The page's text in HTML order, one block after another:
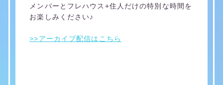
メンバーとフレハウス+住人だけの特別な時間を
お楽しみください♪
>>アーカイブ配信はこちら